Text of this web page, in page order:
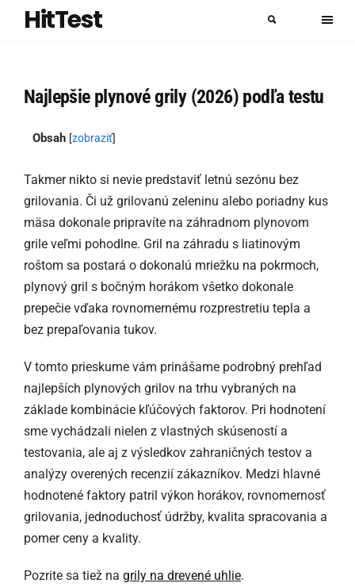
HitTest
Najlepšie plynové grily (2026) podľa testu
Obsah [zobraziť]
Takmer nikto si nevie predstaviť letnú sezónu bez
grilovania. Či už grilovanú zeleninu alebo poriadny kus
mäsa dokonale pripravíte na záhradnom plynovom
grile veľmi pohodlne. Gril na záhradu s liatinovým
roštom sa postará o dokonalú mriežku na pokrmoch,
plynový gril s bočným horákom všetko dokonale
prepečie vďaka rovnomernému rozprestretiu tepla a
bez prepaľovania tukov.
V tomto prieskume vám prinášame podrobný prehľad
najlepších plynových grilov na trhu vybraných na
základe kombinácie kľúčových faktorov. Pri hodnotení
sme vychádzali nielen z vlastných skúseností a
testovania, ale aj z výsledkov zahraničných testov a
analýzy overených recenzií zákazníkov. Medzi hlavné
hodnotené faktory patril výkon horákov, rovnomernosť
grilovania, jednoduchosť údržby, kvalita spracovania a
pomer ceny a kvality.
Pozrite sa tiež na grily na drevené uhlie.